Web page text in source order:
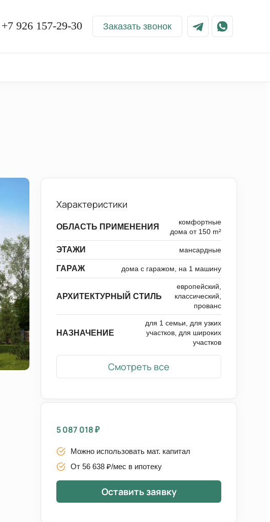
+7 926 157-29-30 Заказать звонок
Характеристики
ОБЛАСТЬ ПРИМЕНЕНИЯ
комфортные
дома от 150 m²
ЭТАЖИ мансардные
ГАРАЖ дома с гаражом, на 1 машину
АРХИТЕКТУРНЫЙ СТИЛЬ
европейский,
классический,
прованс
НАЗНАЧЕНИЕ
для 1 семьи, для узких
участков, для широких
участков
Смотреть все
5 087 018₽
Можно использовать мат. капитал
От 56 638 ₽/мес в ипотеку
Оставить заявку